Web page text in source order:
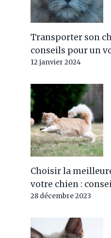
Transporter son
conseils pour un
12 janvier 2024
Choisir la
votre chien :
28 décembre 2023